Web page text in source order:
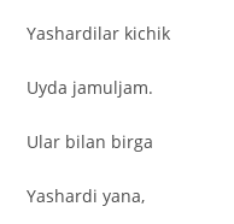
Yashardilar kichik
Uyda jamuljam.
Ular bilan birga
Yashardi yana,